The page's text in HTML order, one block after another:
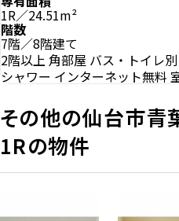
1R／24.51m²
階数
7階／8階建て
2階以上 角部屋 バス・トイレ別
シャワー インターネット無料
その他の仙台市青
1Rの物件